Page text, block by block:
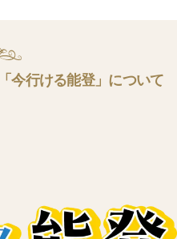
今行ける能登」について